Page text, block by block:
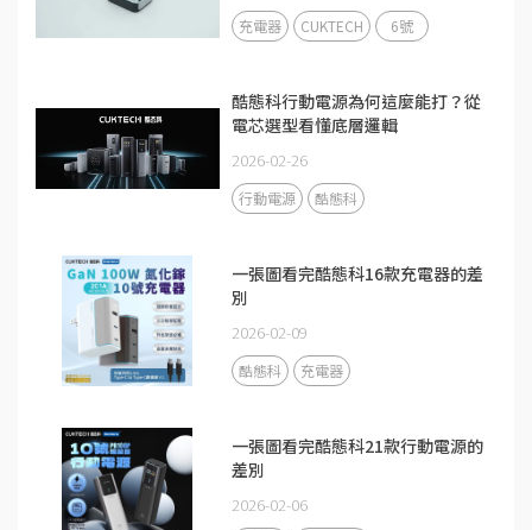
充電器 CUKTECH 6號
酷態科行動電源為何這麼能打？從
電芯選型看懂底層邏輯
2026-02-26
行動電源 酷態科
一張圖看完酷態科16款充電器的差
別
2026-02-09
酷態科 充電器
一張圖看完酷態科21款行動電源的
差別
2026-02-06